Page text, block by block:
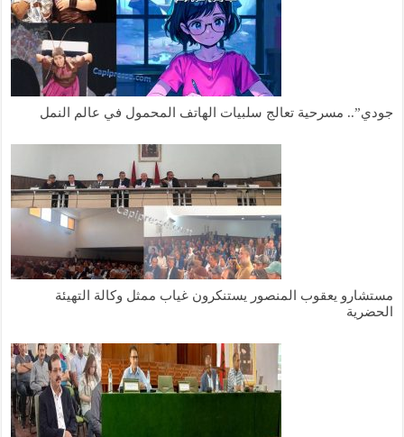
جودي”.. مسرحية تعالج سلبيات الهاتف المحمول في عالم النمل
مستشارو يعقوب المنصور يستنكرون غياب ممثل وكالة التهيئة
الحضرية